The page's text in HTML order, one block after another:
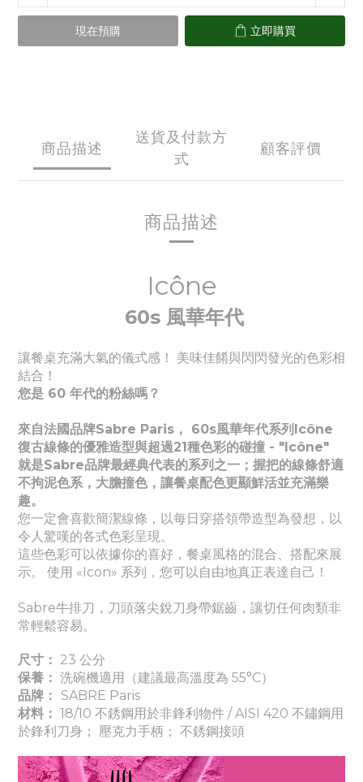
現在預購 立即購買
商品描述
送貨及付款方
式
顧客評價
商品描述
Icône
60s 風華年代
讓餐桌充滿大氣的儀式感！ 美味佳餚與閃閃發光的色彩相
結合！
您是 60 年代的粉絲嗎？
來自法國品牌Sabre Paris， 60s風華年代系列Icône
復古線條的優雅造型與超過21種色彩的碰撞 - "Icône"
就是Sabre品牌最經典代表的系列之一；握把的線條舒適
不拘泥色系，大膽撞色，讓餐桌配色更顯鮮活並充滿樂
趣。
您一定會喜歡簡潔線條，以每日穿搭領帶造型為發想，以
令人驚嘆的各式色彩呈現。
這些色彩可以依據你的喜好，餐桌風格的混合、搭配來展
示。 使用 «Icon» 系列，您可以自由地真正表達自己！
Sabre牛排刀，刀頭落尖銳刀身帶鋸齒，讓切任何肉類非
常輕鬆容易。
尺寸： 23 公分
保養： 洗碗機適用（建議最高溫度為 55°C）
品牌： SABRE Paris
材料： 18/10 不銹鋼用於非鋒利物件 / AISI 420 不鏽鋼用
於鋒利刀身； 壓克力手柄； 不銹鋼接頭